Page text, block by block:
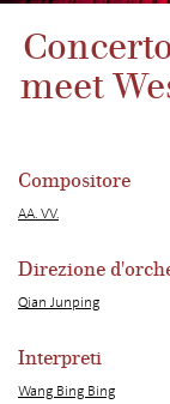
meet
Compositore
AA. VV.
Direzione
Qian Junping
Interpreti
Wang Bing Bing